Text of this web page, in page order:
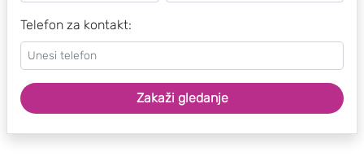
Telefon za kontakt:
Zakaži gledanje